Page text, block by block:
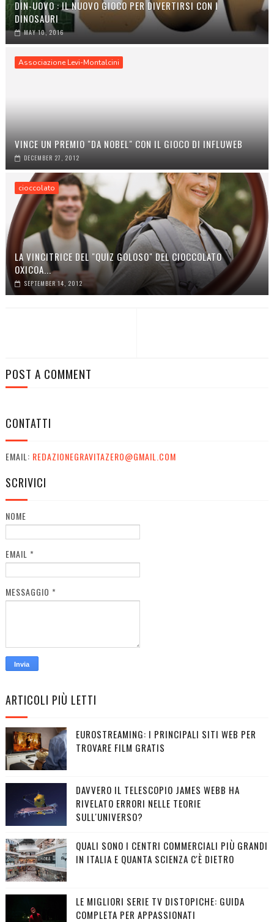
DIN-UOVO : IL NUOVO GIOCO PER DIVERTIRSI CON I
DINOSAURI
MAY 10, 2016
Associazione Levi-Montalcini
VINCE UN PREMIO "DA NOBEL" CON IL GIOCO DI INFLUWEB
DECEMBER 27, 2012
cioccolato
LA VINCITRICE DEL "QUIZ GOLOSO" DEL CIOCCOLATO
OXICOA...
SEPTEMBER 14, 2012
POST A COMMENT
CONTATTI
EMAIL: REDAZIONEGRAVITAZERO@GMAIL.COM
SCRIVICI
NOME
EMAIL *
MESSAGGIO *
ARTICOLI PIÙ LETTI
EUROSTREAMING: I PRINCIPALI SITI WEB PER
TROVARE FILM GRATIS
DAVVERO IL TELESCOPIO JAMES WEBB HA
RIVELATO ERRORI NELLE TEORIE
SULL'UNIVERSO?
QUALI SONO I CENTRI COMMERCIALI PIÙ GRANDI
IN ITALIA E QUANTA SCIENZA C'È DIETRO
LE MIGLIORI SERIE TV DISTOPICHE: GUIDA
COMPLETA PER APPASSIONATI